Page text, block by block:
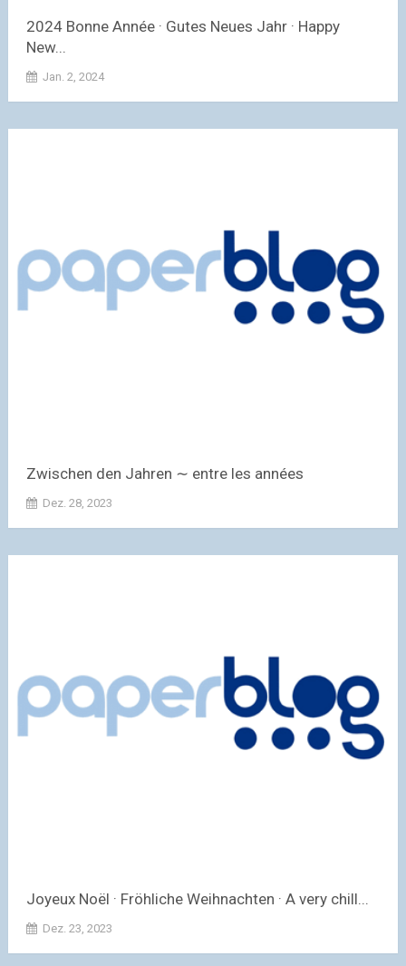
2024 Bonne Année · Gutes Neues Jahr · Happy
New...
Jan. 2, 2024
Zwischen den Jahren ∼ entre les années
Dez. 28, 2023
Joyeux Noël · Fröhliche Weihnachten · A very chill...
Dez. 23, 2023